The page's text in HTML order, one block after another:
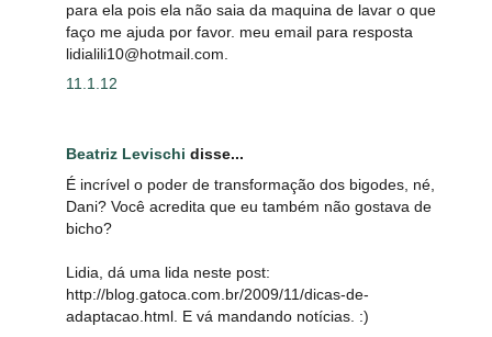
para ela pois ela não saia da maquina de lavar o que
faço me ajuda por favor. meu email para resposta
lidialili10@hotmail.com.
11.1.12
Beatriz Levischi disse...
É incrível o poder de transformação dos bigodes, né,
Dani? Você acredita que eu também não gostava de
bicho?
Lidia, dá uma lida neste post:
http://blog.gatoca.com.br/2009/11/dicas-de-
adaptacao.html. E vá mandando notícias. :)